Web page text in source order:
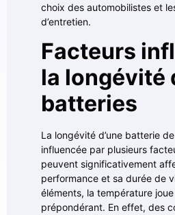
choix des automobilistes et
d’entretien.
Facteurs
la longévité
batteries
La longévité d’une batterie
influencée par plusieurs
peuvent significativement
performance et sa durée de
éléments, la température
prépondérant. En effet, des